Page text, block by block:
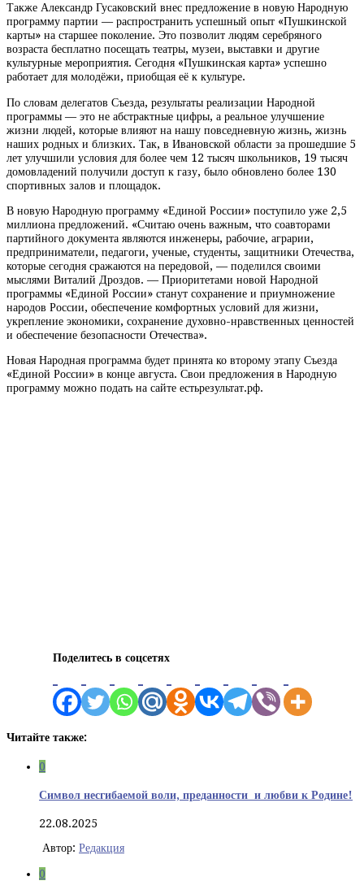
Также Александр Гусаковский внес предложение в новую Народную
программу партии — распространить успешный опыт «Пушкинской
карты» на старшее поколение. Это позволит людям серебряного
возраста бесплатно посещать театры, музеи, выставки и другие
культурные мероприятия. Сегодня «Пушкинская карта» успешно
работает для молодёжи, приобщая её к культуре.
По словам делегатов Съезда, результаты реализации Народной
программы — это не абстрактные цифры, а реальное улучшение
жизни людей, которые влияют на нашу повседневную жизнь, жизнь
наших родных и близких. Так, в Ивановской области за прошедшие 5
лет улучшили условия для более чем 12 тысяч школьников, 19 тысяч
домовладений получили доступ к газу, было обновлено более 130
спортивных залов и площадок.
В новую Народную программу «Единой России» поступило уже 2,5
миллиона предложений. «Считаю очень важным, что соавторами
партийного документа являются инженеры, рабочие, аграрии,
предприниматели, педагоги, ученые, студенты, защитники Отечества,
которые сегодня сражаются на передовой, — поделился своими
мыслями Виталий Дроздов. — Приоритетами новой Народной
программы «Единой России» станут сохранение и приумножение
народов России, обеспечение комфортных условий для жизни,
укрепление экономики, сохранение духовно-нравственных ценностей
и обеспечение безопасности Отечества».
Новая Народная программа будет принята ко второму этапу Съезда
«Единой России» в конце августа. Свои предложения в Народную
программу можно подать на сайте естьрезультат.рф.
Поделитесь в соцсетях
Читайте также:
0
Символ несгибаемой воли, преданности и любви к Родине!
22.08.2025
Автор: Редакция
0